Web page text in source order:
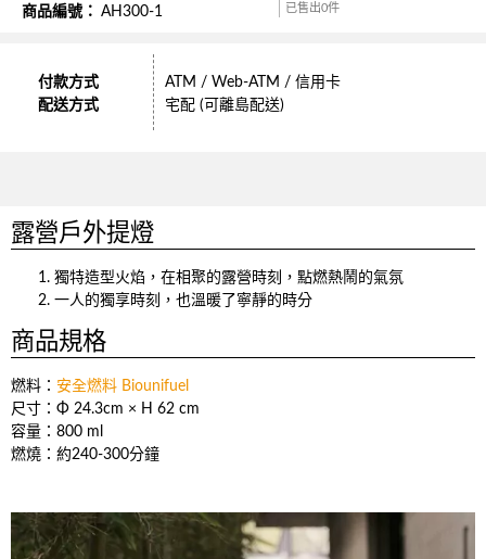
商品編號： AH300-1 已售出0件
付款方式
配送方式
ATM / Web-ATM / 信用卡
宅配 (可離島配送)
露營戶外提燈
獨特造型火焰，在相聚的露營時刻，點燃熱鬧的氣氛
一人的獨享時刻，也溫暖了寧靜的時分
商品規格
燃料： 安全燃料 Biounifuel
尺寸：Φ 24.3cm × H 62 cm
容量：800 ml
燃燒：約240-300分鐘